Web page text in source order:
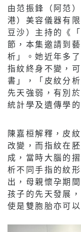
由范振鋒（阿范
港）美容儀器有
豆沙）主持的《
節，本集邀請到
析」。她近年多
指紋終身不變，
書」，「皮紋分
先天強弱，有別
統計學及遺傳學
陳嘉桓解釋，皮
改變，而指紋在
成，當時大腦的
析不同手指的紋
出，母親懷孕期
孩子的先天發展
使是雙胞胎亦可